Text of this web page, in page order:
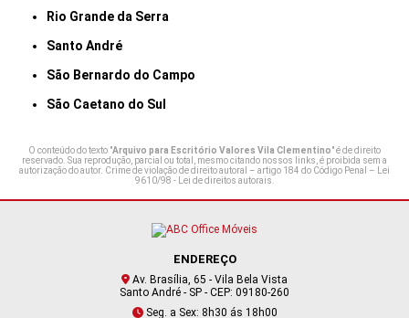
Rio Grande da Serra
Santo André
São Bernardo do Campo
São Caetano do Sul
O conteúdo do texto "Arquivo para Escritório Valores Vila Clementino" é de direito
reservado. Sua reprodução, parcial ou total, mesmo citando nossos links, é proibida sem a
autorização do autor. Crime de violação de direito autoral – artigo 184 do Código Penal – Lei
9610/98 - Lei de direitos autorais.
ENDEREÇO
Av. Brasília, 65 - Vila Bela Vista
Santo André - SP - CEP: 09180-260
Seg. a Sex: 8h30 ás 18h00